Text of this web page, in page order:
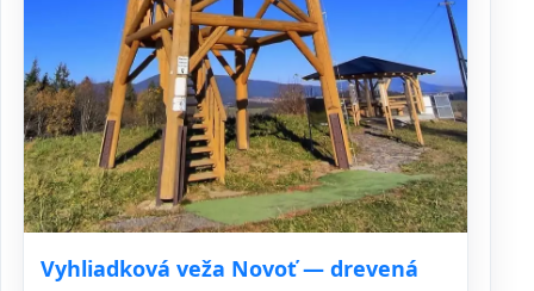
Vyhliadková veža Novoť — drevená